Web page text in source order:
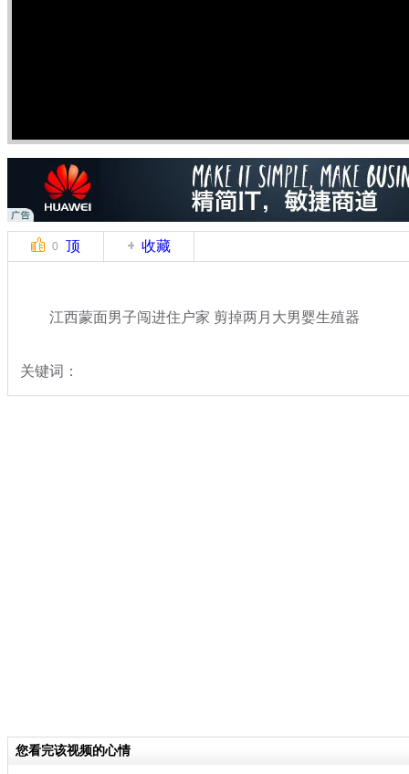
0 顶 收藏
江西蒙面男子闯进住户家 剪掉两月大男婴生殖器
关键词：
您看完该视频的心情